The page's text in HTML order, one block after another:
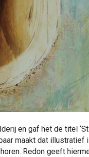
en gaf het de titel
maakt dat illustratief
Redon geeft